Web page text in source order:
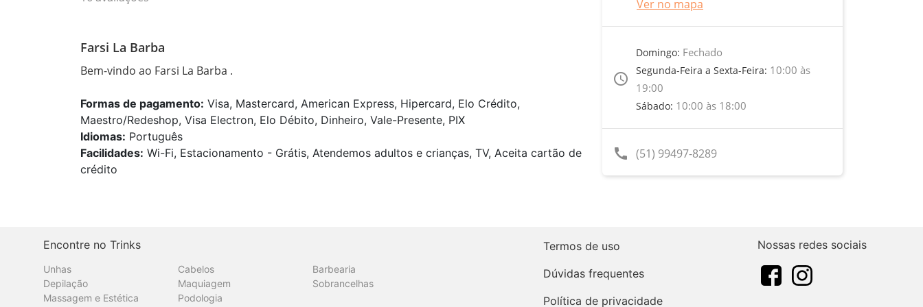
Farsi La Barba
Bem-vindo ao Farsi La Barba .
Formas de pagamento: Visa, Mastercard, American Express, Hipercard, Elo Crédito,
Maestro/Redeshop, Visa Electron, Elo Débito, Dinheiro, Vale-Presente, PIX
Idiomas: Português
Facilidades: Wi-Fi, Estacionamento - Grátis, Atendemos adultos e crianças, TV, Aceita cartão de
crédito
Ver no mapa
access_time
Domingo: Fechado
Segunda-Feira a Sexta-Feira: 10:00 às
19:00
Sábado: 10:00 às 18:00
call (51) 99497-8289
Encontre no Trinks
Unhas Cabelos
Barbearia
Depilação
Maquiagem
Sobrancelhas
Massagem e Estética
Podologia
Termos de uso
Dúvidas frequentes
Política de privacidade
Nossas redes sociais